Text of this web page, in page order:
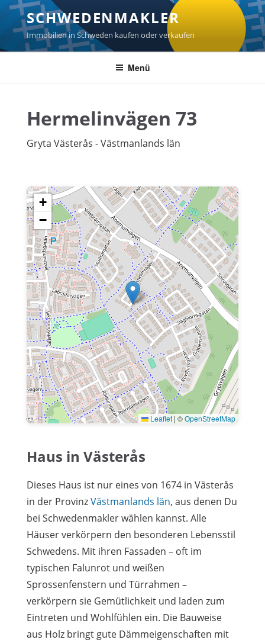
Zum
Inhalt
springen
SCHWEDENMAKLER
Immobilien in Schweden kaufen oder verkaufen
Menü
Hermelinvägen 73
Gryta Västerås - Västmanlands län
+
−
Leaflet | ©OpenStreetMap
Haus in Västerås
Dieses Haus ist nur eines von 1674 in Västerås
in der ProvinzVästmanlands län, aus denen Du
bei Schwedenmakler wählen kannst. Alle
Häuser verkörpern den besonderen Lebensstil
Schwedens. Mit ihren Fassaden – oft im
typischen Falunrot und weißen
Sprossenfenstern und Türrahmen –
verkörpern sie Gemütlichkeit und laden zum
Eintreten und Wohlfühlen ein. Die Bauweise
aus Holz bringt gute Dämmeigenschaften mit